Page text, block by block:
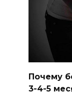
Почему
3-4-5